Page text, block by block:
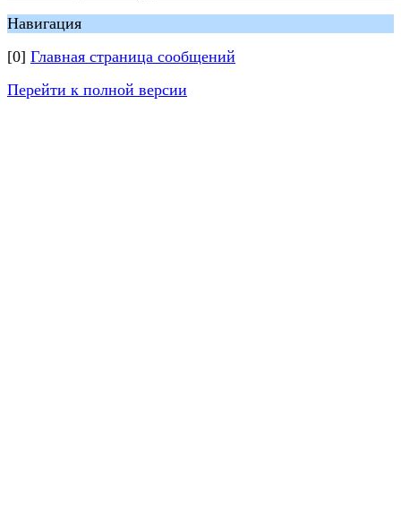
Навигация
[0] Главная страница сообщений
Перейти к полной версии